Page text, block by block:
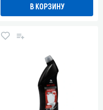
В КОРЗИНУ